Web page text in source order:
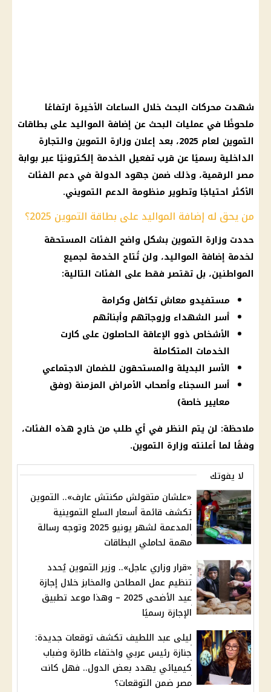
شهدت محركات البحث خلال الساعات الأخيرة ارتفاعًا
ملحوظًا في عمليات البحث عن إضافة المواليد على بطاقات
التموين لعام 2025، بعد إعلان وزارة التموين والتجارة
الداخلية رسميًا عن قرب تفعيل الخدمة إلكترونيًا عبر بوابة
مصر الرقمية، وذلك ضمن جهود الدولة في دعم الفئات
الأكثر احتياجًا وتطوير منظومة الدعم التمويني.
من يحق له إضافة المواليد على بطاقة التموين 2025؟
حددت وزارة التموين بشكل واضح الفئات المستحقة
لخدمة إضافة المواليد، ولن تُتاح الخدمة لجميع
المواطنين، بل تقتصر فقط على الفئات التالية:
مستفيدو معاش تكافل وكرامة
أسر الشهداء وزوجاتهم وأبنائهم
الأشخاص ذوو الإعاقة الحاصلون على كارت
الخدمات المتكاملة
الأسر البديلة والمستحقون للضمان الاجتماعي
أسر السجناء وأصحاب الأمراض المزمنة (وفق
معايير خاصة)
ملاحظة: لن يتم النظر في أي طلب من خارج هذه الفئات،
وفقًا لما أعلنته وزارة التموين.
لا يفوتك
«علشان متقولش مكنتش عارف».. التموين
تكشف قائمة أسعار السلع التموينية
المدعمة لشهر يونيو 2025 وتوجه رسالة
مهمة لحاملي البطاقات
«قرار وزاري عاجل».. وزير التموين يُحدد
تنظيم عمل المطاحن والمخابز خلال إجازة
عيد الأضحى 2025 – وهذا موعد تطبيق
الإجازة رسميًا
ليلى عبد اللطيف تكشف توقعات جديدة:
جنازة رئيس عربي واختفاء طائرة وضباب
كيميائي يهدد بعض الدول.. فهل كانت
مصر ضمن التوقعات؟